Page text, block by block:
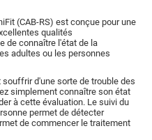
(CAB-RS) est conçue pour une
qualités
de connaître l'état de la
adultes ou les personnes
d'une sorte de trouble des
simplement connaître son état
à cette évaluation. Le suivi du
permet de détecter
de commencer le traitement